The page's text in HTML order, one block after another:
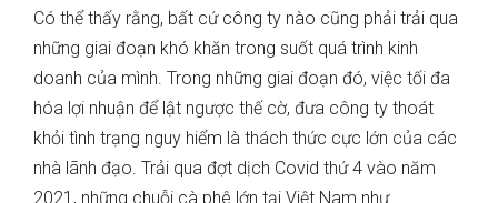
Có thể thấy rằng, bất cứ công ty nào cũng phải trải qua
những giai đoạn khó khăn trong suốt quá trình kinh
doanh của mình. Trong những giai đoạn đó, việc tối đa
hóa lợi nhuận để lật ngược thế cờ, đưa công ty thoát
khỏi tình trạng nguy hiểm là thách thức cực lớn của các
nhà lãnh đạo. Trải qua đợt dịch Covid thứ 4 vào năm
2021, những chuỗi cà phê lớn tại Việt Nam như